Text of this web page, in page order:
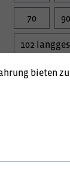
70
102
114bieten zu